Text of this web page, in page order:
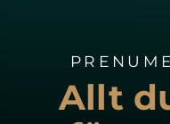
Allt